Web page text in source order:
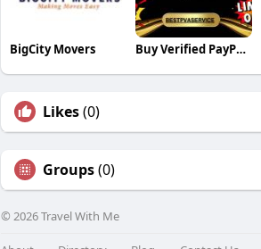
BigCity Movers Buy Verified PayPal Accounts
Likes(0)
Groups(0)
© 2026 Travel With Me